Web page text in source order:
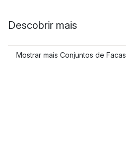
Descobrir mais
Mostrar mais Conjuntos de Facas